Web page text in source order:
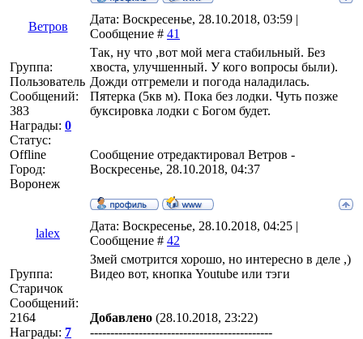
Ветров
Дата: Воскресенье, 28.10.2018, 03:59 |
Сообщение # 41
Группа:
Пользователь
Сообщений:
383
Награды: 0
Статус:
Offline
Город:
Воронеж
Так, ну что ,вот мой мега стабильный. Без
хвоста, улучшенный. У кого вопросы были).
Дожди отгремели и погода наладилась.
Пятерка (5кв м). Пока без лодки. Чуть позже
буксировка лодки с Богом будет.
Сообщение отредактировал Ветров -
Воскресенье, 28.10.2018, 04:37
lalex
Дата: Воскресенье, 28.10.2018, 04:25 |
Сообщение # 42
Группа:
Старичок
Сообщений:
2164
Награды: 7
Змей смотрится хорошо, но интересно в деле ,)
Видео вот, кнопка Youtube или тэги
Добавлено (28.10.2018, 23:22)
---------------------------------------------